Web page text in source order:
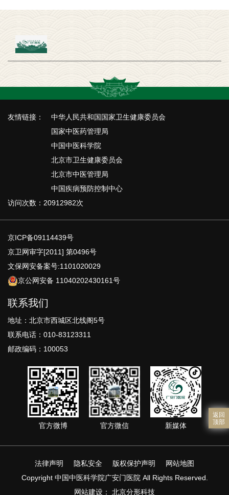
返回
顶部
友情链接：
中华人民共和国国家卫生健康委员会
国家中医药管理局
中国中医科学院
北京市卫生健康委员会
北京市中医管理局
中国疾病预防控制中心
访问次数：20912982次
京ICP备09114439号
京卫网审字[2011] 第0496号
文保网安备案号:1101020029
京公网安备 11040202430161号
联系我们
地址：北京市西城区北线阁5号
联系电话：010-83123311
邮政编码：100053
官方微博 官方微信 新媒体
法律声明 隐私安全 版权保护声明
网站地图
Copyright 中国中医科学院广安门医院 All Rights Reserved.
网站建设 ： 北京分形科技